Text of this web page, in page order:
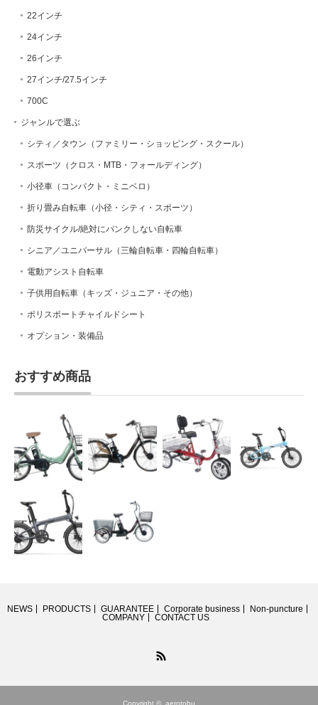
22インチ
24インチ
26インチ
27インチ/27.5インチ
700C
ジャンルで選ぶ
シティ／タウン（ファミリー・ショッピング・スクール）
スポーツ（クロス・MTB・フォールディング）
小径車（コンパクト・ミニベロ）
折り畳み自転車（小径・シティ・スポーツ）
防災サイクル/絶対にパンクしない自転車
シニア／ユニバーサル（三輪自転車・四輪自転車）
電動アシスト自転車
子供用自転車（キッズ・ジュニア・その他）
ポリスポートチャイルドシート
オプション・装備品
おすすめ商品
NEWS PRODUCTS GUARANTEE Corporate business
Non-puncture
COMPANY
CONTACT US
Copyright © aerotobu